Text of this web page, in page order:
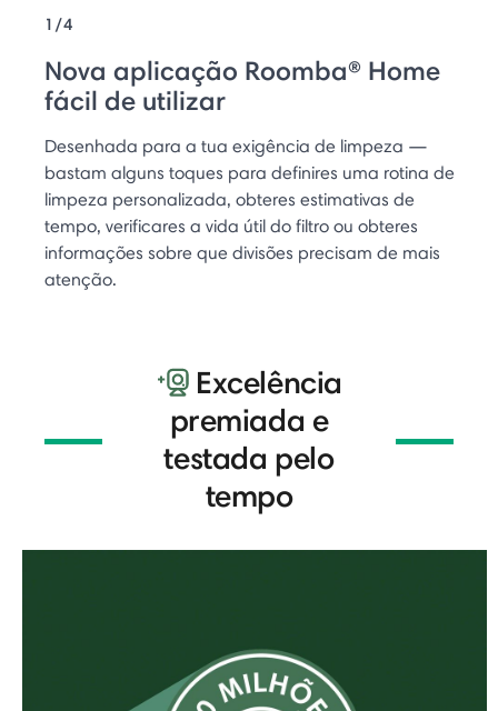
1/4
Nova aplicação Roomba® Home
fácil de utilizar
Desenhada para a tua exigência de limpeza —
bastam alguns toques para definires uma rotina de
limpeza personalizada, obteres estimativas de
tempo, verificares a vida útil do filtro ou obteres
informações sobre que divisões precisam de mais
atenção.
Excelência
premiada e
testada pelo
tempo